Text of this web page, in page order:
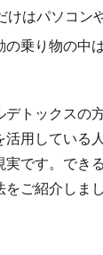
けはパソコン
の乗り物の中
デトックスの
活用している
実です。でき
ご紹介しまし